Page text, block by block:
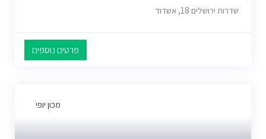
שדרות ירושלים 18, אשדוד
פרטים נוספים
מכון יופי